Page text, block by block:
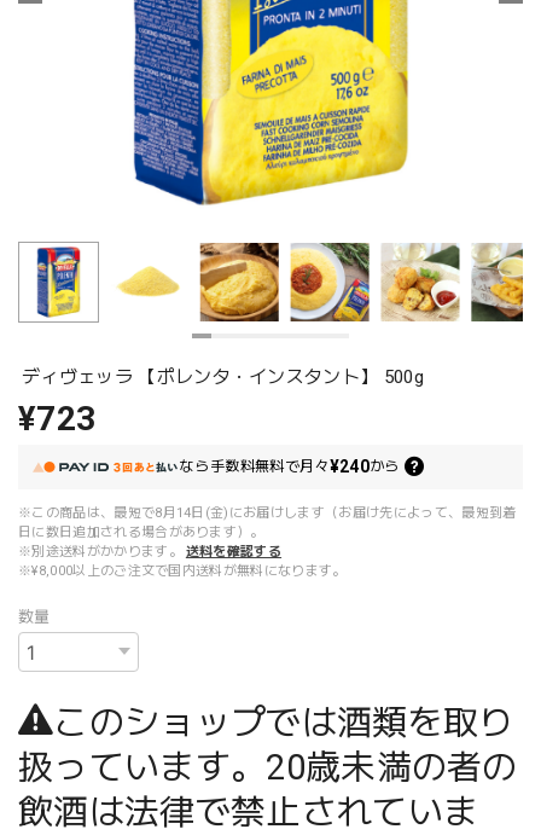
ディヴェッラ 【ポレンタ・インスタント】 500g
¥723
なら 手数料無料で月々¥240から
※この商品は、最短で8月14日(金)にお届けします（お届け先によって、最短到着
日に数日追加される場合があります）。
※別途送料がかかります。
送料を確認する
※¥8,000以上のご注文で国内送料が無料になります。
数量
このショップでは酒類を取り
扱っています。20歳未満の者の
飲酒は法律で禁止されていま